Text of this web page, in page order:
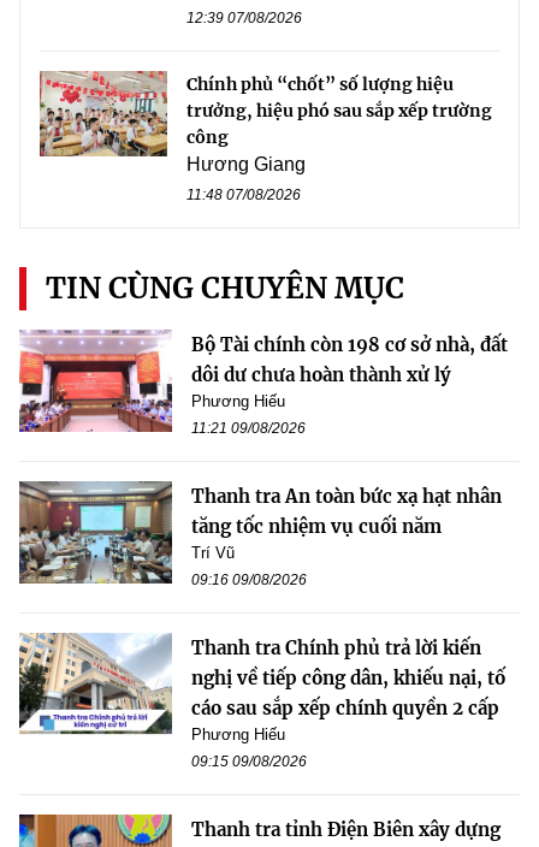
12:39 07/08/2026
Chính phủ “chốt” số lượng hiệu
trưởng, hiệu phó sau sắp xếp trường
công
Hương Giang
11:48 07/08/2026
TIN CÙNG CHUYÊN MỤC
Bộ Tài chính còn 198 cơ sở nhà, đất
dôi dư chưa hoàn thành xử lý
Phương Hiếu
11:21 09/08/2026
Thanh tra An toàn bức xạ hạt nhân
tăng tốc nhiệm vụ cuối năm
Trí Vũ
09:16 09/08/2026
Thanh tra Chính phủ trả lời kiến
nghị về tiếp công dân, khiếu nại, tố
cáo sau sắp xếp chính quyền 2 cấp
Phương Hiếu
09:15 09/08/2026
Thanh tra tỉnh Điện Biên xây dựng